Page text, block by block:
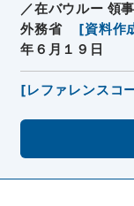
／在バウルー 領
外務省
[資料作
年６月１９日
[レファレンスコ